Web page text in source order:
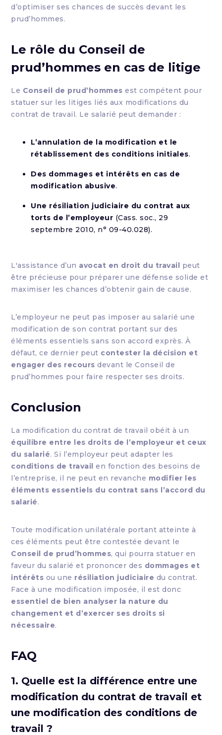
d’optimiser ses chances de succès devant les
prud’hommes.
Le rôle du Conseil de
prud’hommes en cas de litige
Le Conseil de prud’hommes est compétent pour
statuer sur les litiges liés aux modifications du
contrat de travail. Le salarié peut demander :
L’annulation de la modification et le
rétablissement des conditions initiales.
Des dommages et intérêts en cas de
modification abusive.
Une résiliation judiciaire du contrat aux
torts de l’employeur (Cass. soc., 29
septembre 2010, n° 09-40.028).
L'assistance d’un avocat en droit du travail peut
être précieuse pour préparer une défense solide et
maximiser les chances d’obtenir gain de cause.
L’employeur ne peut pas imposer au salarié une
modification de son contrat portant sur des
éléments essentiels sans son accord exprès. À
défaut, ce dernier peut contester la décision et
engager des recours devant le Conseil de
prud’hommes pour faire respecter ses droits.
Conclusion
La modification du contrat de travail obéit à un
équilibre entre les droits de l’employeur et ceux
du salarié. Si l’employeur peut adapter les
conditions de travail en fonction des besoins de
l’entreprise, il ne peut en revanche modifier les
éléments essentiels du contrat sans l’accord du
salarié.
Toute modification unilatérale portant atteinte à
ces éléments peut être contestée devant le
Conseil de prud’hommes, qui pourra statuer en
faveur du salarié et prononcer des dommages et
intérêts ou une résiliation judiciaire du contrat.
Face à une modification imposée, il est donc
essentiel de bien analyser la nature du
changement et d’exercer ses droits si
nécessaire.
FAQ
1. Quelle est la différence entre une
modification du contrat de travail et
une modification des conditions de
travail ?